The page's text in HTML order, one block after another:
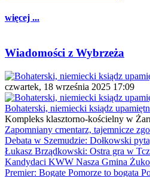
więcej ...
Wiadomości z Wybrzeża
czwartek, 18 września 2025 17:09
Bohaterski, niemiecki ksiądz
Kompleks klasztorno-kościelny w
Zapomniany cmentarz, tajemnicze
Debata w Szemudzie: Dołkowski
Łukasz Brządkowski: Ostra gra w
Kandydaci KWW Nasza Gmina
Premier: Bogate Pomorze to bogata